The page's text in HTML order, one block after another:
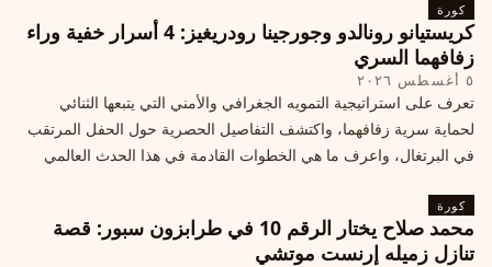
كورة
كريستيانو رونالدو وجورجينا رودريغيز: 4 أسرار خفية وراء
زفافهما السري
٥ أغسطس ٢٠٢٦
تعرف على استراتيجية التمويه الجغرافي والأمني التي يتبعها الثنائي
لحماية سرية زفافهما، واكتشف التفاصيل الحصرية حول الحفل المرتقب
في البرتغال، واعرف ما هي الخطوات القادمة في هذا الحدث العالمي
كورة
محمد صلاح يختار الرقم 10 في طرابزون سبور: قصة
تنازل زميله إرنست موتشي